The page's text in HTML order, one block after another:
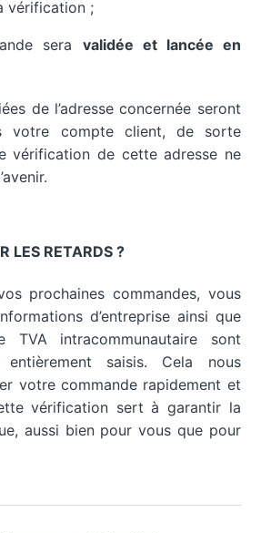
vérification ;
sera validée et lancée en
de l’adresse concernée seront
votre compte client, de sorte
vérification de cette adresse ne
LES RETARDS ?
prochaines commandes, vous
d’entreprise ainsi que
TVA intracommunautaire sont
saisis. Cela nous
votre commande rapidement et
vérification sert à garantir la
aussi bien pour vous que pour